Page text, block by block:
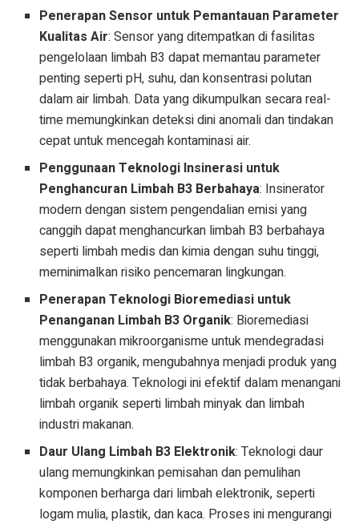
Penerapan Sensor untuk Pemantauan Parameter
Kualitas Air: Sensor yang ditempatkan di fasilitas
pengelolaan limbah B3 dapat memantau parameter
penting seperti pH, suhu, dan konsentrasi polutan
dalam air limbah. Data yang dikumpulkan secara real-
time memungkinkan deteksi dini anomali dan tindakan
cepat untuk mencegah kontaminasi air.
Penggunaan Teknologi Insinerasi untuk
Penghancuran Limbah B3 Berbahaya: Insinerator
modern dengan sistem pengendalian emisi yang
canggih dapat menghancurkan limbah B3 berbahaya
seperti limbah medis dan kimia dengan suhu tinggi,
meminimalkan risiko pencemaran lingkungan.
Penerapan Teknologi Bioremediasi untuk
Penanganan Limbah B3 Organik: Bioremediasi
menggunakan mikroorganisme untuk mendegradasi
limbah B3 organik, mengubahnya menjadi produk yang
tidak berbahaya. Teknologi ini efektif dalam menangani
limbah organik seperti limbah minyak dan limbah
industri makanan.
Daur Ulang Limbah B3 Elektronik: Teknologi daur
ulang memungkinkan pemisahan dan pemulihan
komponen berharga dari limbah elektronik, seperti
logam mulia, plastik, dan kaca. Proses ini mengurangi